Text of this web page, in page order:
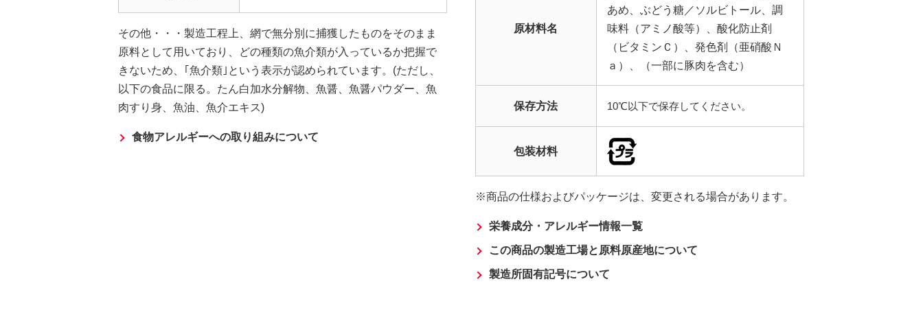
その他・・・製造工程上、網で無分別に捕獲したものをそのまま
原料として用いており、どの種類の魚介類が入っているか把握で
きないため、｢魚介類｣という表示が認められています。(ただし、
以下の食品に限る。たん白加水分解物、魚醤、魚醤パウダー、魚
肉すり身、魚油、魚介エキス)
食物アレルギーへの取り組みについて
原材料名
あめ、ぶどう糖／ソルビトール、調
味料（アミノ酸等）、酸化防止剤
（ビタミンＣ）、発色剤（亜硝酸Ｎ
ａ）、（一部に豚肉を含む）
保存方法 10℃以下で保存してください。
包装材料
商品の仕様およびパッケージは、変更される場合があります。
栄養成分・アレルギー情報一覧
この商品の製造工場と原料原産地について
製造所固有記号について